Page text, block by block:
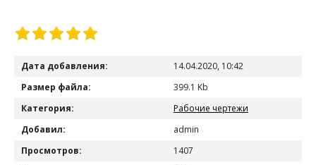
Дата добавления:
14.04.2020, 10:42
Размер файла:
399.1 Kb
Категория:
Рабочие чертежи
Добавил:
admin
Просмотров:
1407